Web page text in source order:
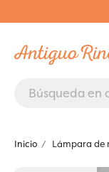
Inicio Lámpara de